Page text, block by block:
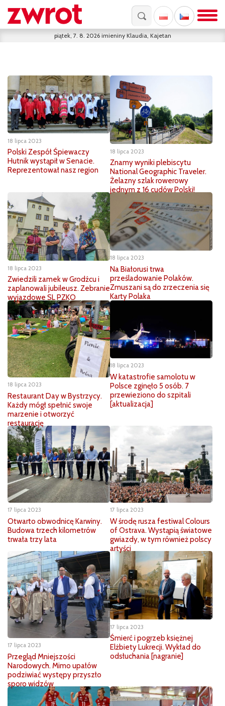
piątek, 7. 8. 2026 imieniny Klaudia, Kajetan
18 lipca 2023
Polski Zespół Śpiewaczy
Hutnik wystąpił w Senacie.
Reprezentował nasz region
18 lipca 2023
Znamy wyniki plebiscytu
National Geographic Traveler.
Żelazny szlak rowerowy
jednym z 16 cudów Polski!
18 lipca 2023
Zwiedzili zamek w Grodźcu i
zaplanowali jubileusz. Zebranie
wyjazdowe SL PZKO
18 lipca 2023
Na Białorusi trwa
prześladowanie Polaków.
Zmuszani są do zrzeczenia się
Karty Polaka
18 lipca 2023
Restaurant Day w Bystrzycy.
Każdy mógł spełnić swoje
marzenie i otworzyć
restaurację
18 lipca 2023
W katastrofie samolotu w
Polsce zginęło 5 osób. 7
przewieziono do szpitali
[aktualizacja]
17 lipca 2023
Otwarto obwodnicę Karwiny.
Budowa trzech kilometrów
trwała trzy lata
17 lipca 2023
W środę rusza festiwal Colours
of Ostrava. Wystąpią światowe
gwiazdy, w tym również polscy
artyści
17 lipca 2023
Przegląd Mniejszości
Narodowych. Mimo upałów
podziwiać występy przyszło
sporo widzów
17 lipca 2023
Śmierć i pogrzeb księżnej
Elżbiety Lukrecji. Wykład do
odsłuchania [nagranie]